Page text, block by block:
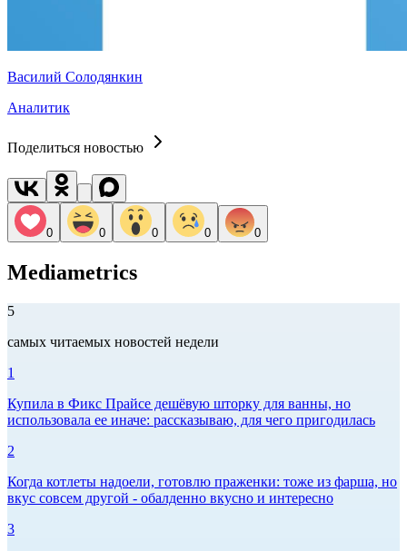
Василий Солодянкин
Аналитик
Поделиться новостью
0 0 0 0 0
Mediametrics
5
самых читаемых новостей недели
1
Купила в Фикс Прайсе дешёвую шторку для ванны, но
использовала ее иначе: рассказываю, для чего пригодилась
2
Когда котлеты надоели, готовлю праженки: тоже из фарша, но
вкус совсем другой - обалденно вкусно и интересно
3